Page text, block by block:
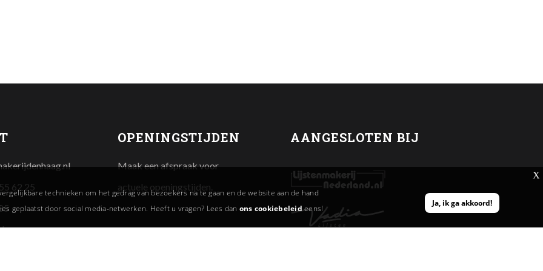
62 25
OPENINGSTIJDEN
Maak een afspraak voor
actuele openingstijden.
AANGESLOTEN BIJ
technieken om het gedrag van bezoekers na te gaan en de website aan de hand
geplaatst door social media-netwerken. Heeft u vragen? Lees dan ons cookiebeleideens!
Ja, ik ga akkoord!
X